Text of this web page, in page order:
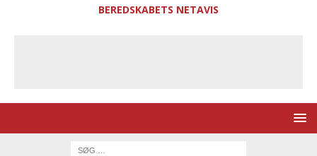
BEREDSKABETS NETAVIS